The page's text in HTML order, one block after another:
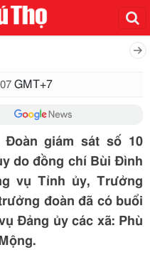
GMT+7
Đoàn giám sát số 10
do đồng chí Bùi Đình
vụ Tỉnh ủy, Trưởng
đoàn đã có buổi
Đảng ủy các xã: Phù